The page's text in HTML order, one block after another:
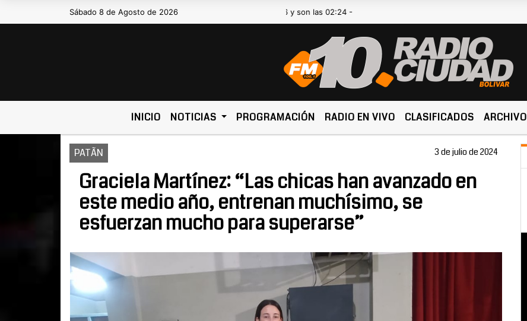
Sábado 8 de Agosto de 2026
Hoy es Sábado 8 de Agosto de 2026 y son las 02:24 -
INICIO NOTICIAS PROGRAMACIÓN RADIO EN VIVO CLASIFICADOS ARCHIVO
PATÃN 3 de julio de 2024
Graciela Martínez: “Las chicas han avanzado en
este medio año, entrenan muchísimo, se
esfuerzan mucho para superarse”